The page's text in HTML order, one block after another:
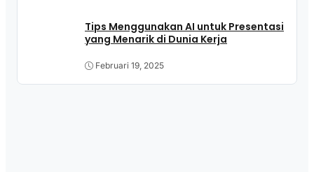
Tips Menggunakan AI untuk Presentasi
yang Menarik di Dunia Kerja
Februari 19, 2025